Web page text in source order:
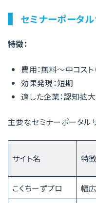
セミナーポータ
特徴：
費用：無料〜中コスト
効果発現：短期
適した企業：認知拡
主要なセミナーポータル
サイト名 特徴
こくちーずプロ
幅